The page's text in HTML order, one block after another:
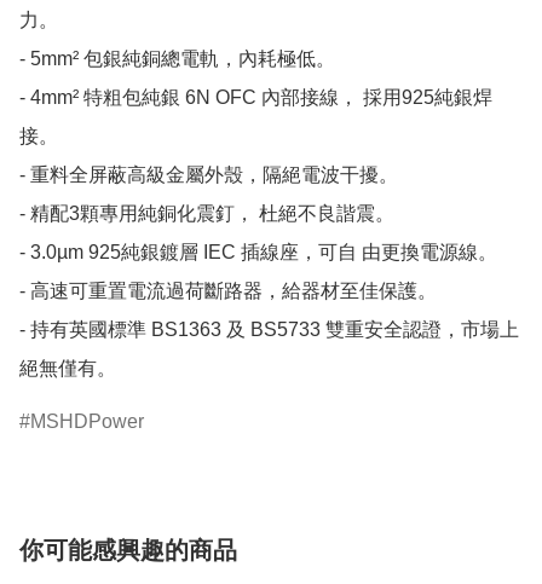
力。
- 5mm² 包銀純銅總電軌，內耗極低。
- 4mm² 特粗包純銀 6N OFC 內部接線， 採用925純銀焊
接。
- 重料全屏蔽高級金屬外殼，隔絕電波干擾。
- 精配3顆專用純銅化震釘， 杜絕不良諧震。
- 3.0µm 925純銀鍍層 IEC 插線座，可自 由更換電源線。
- 高速可重置電流過荷斷路器，給器材至佳保護。
- 持有英國標準 BS1363 及 BS5733 雙重安全認證，市場上
絕無僅有。
MSHDPower
你可能感興趣的商品